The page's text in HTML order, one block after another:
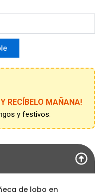
RECÍBELO MAÑANA!
y festivos.
de lobo en